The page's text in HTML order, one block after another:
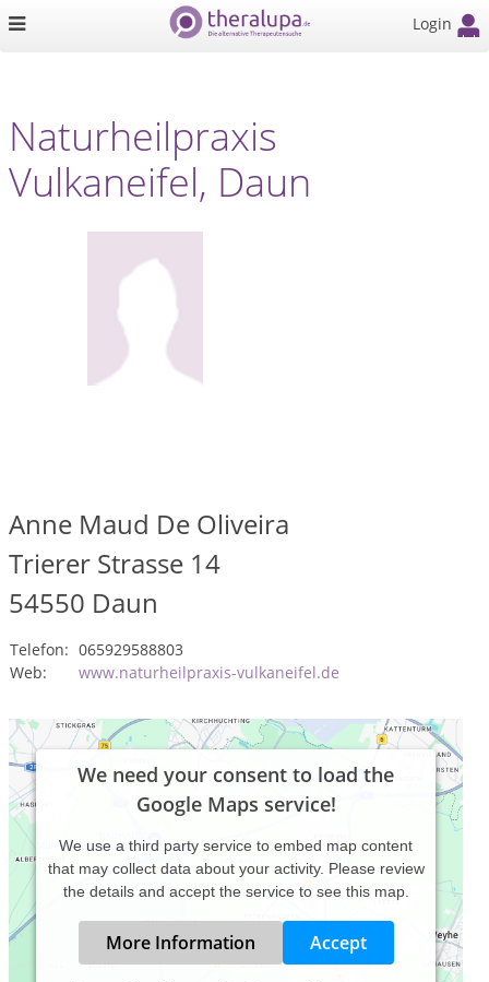
Login
Naturheilpraxis
Vulkaneifel, Daun
Anne Maud De Oliveira
Trierer Strasse 14
54550 Daun
Telefon: 065929588803
Web:
www.naturheilpraxis-vulkaneifel.de
We need your consent to load the
Google Maps service!
We use a third party service to embed map content
that may collect data about your activity. Please review
the details and accept the service to see this map.
More Information Accept